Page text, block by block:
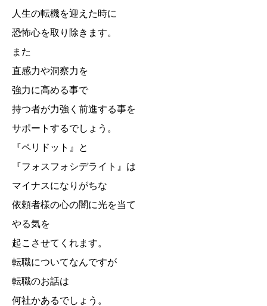
人生の転機を迎えた時に
恐怖心を取り除きます。
また
直感力や洞察力を
強力に高める事で
持つ者が力強く前進する事を
サポートするでしょう。
『ペリドット』と
『フォスフォシデライト』は
マイナスになりがちな
依頼者様の心の闇に光を当て
やる気を
起こさせてくれます。
転職についてなんですが
転職のお話は
何社かあるでしょう。